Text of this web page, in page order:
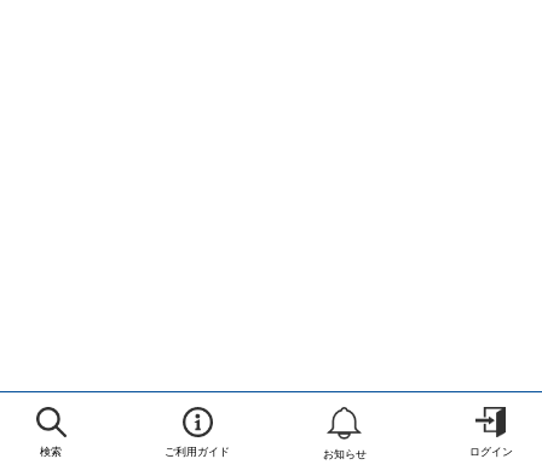
検索 ご利用ガイド お知らせ ログイン